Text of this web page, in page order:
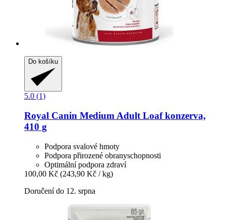
Do košíku
5.0 (1)
Royal Canin Medium Adult Loaf konzerva,
410 g
Podpora svalové hmoty
Podpora přirozené obranyschopnosti
Optimální podpora zdraví
100,00 Kč (243,90 Kč / kg)
Doručení do 12. srpna